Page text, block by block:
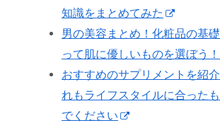
知識をまとめてみた
男の美容まとめ！化粧品の基
って肌に優しいものを選ぼう！
おすすめのサプリメントを紹
れもライフスタイルに合った
でください